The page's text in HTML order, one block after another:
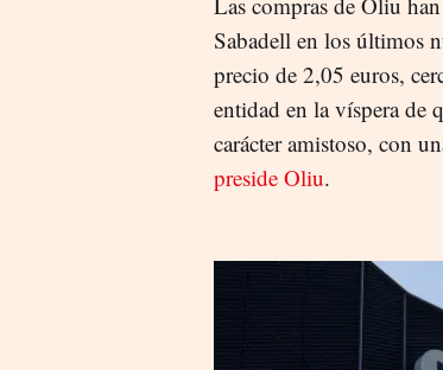
Sabadell en los últimos
precio de 2,05 euros,
entidad en la víspera de
carácter amistoso, con
preside Oliu.